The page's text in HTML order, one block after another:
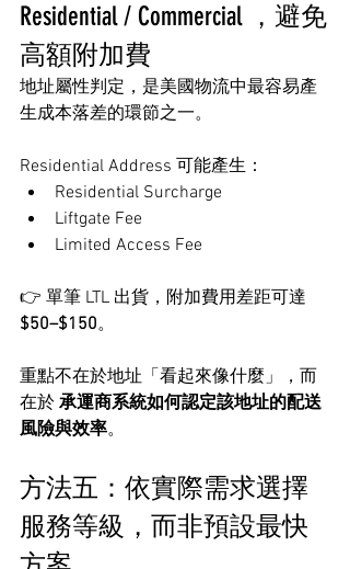
Residential / Commercial ，避免
高額附加費
地址屬性判定，是美國物流中最容易產
生成本落差的環節之一。
Residential Address 可能產生：
Residential Surcharge
Liftgate Fee
Limited Access Fee
👉 單筆 LTL 出貨，附加費用差距可達
$50–$150。
重點不在於地址「看起來像什麼」，而
在於 承運商系統如何認定該地址的配送
風險與效率。
方法五：依實際需求選擇
服務等級，而非預設最快